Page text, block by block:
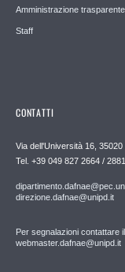
Amministrazione trasparente
Staff
CONTATTI
Via dell'Università 16,
Tel. +39 049 827 2664 / 2881
direzione.dafnae@unipd.it
Per segnalazioni contattare
webmaster.dafnae@unipd.it